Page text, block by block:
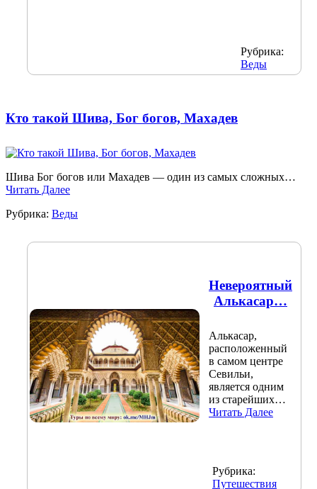
Рубрика:
Веды
Кто такой Шива, Бог богов, Махадев
Шива Бог богов или Махадев — один из самых сложных…
Читать Далее
Рубрика: Веды
Невероятный
Алькасар…
Алькасар,
расположенный
в самом центре
Севильи,
является одним
из старейших…
Читать Далее
Рубрика:
Путешествия